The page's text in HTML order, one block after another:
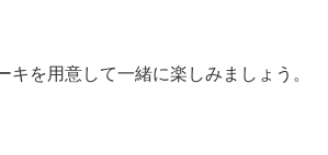
キを用意して一緒に楽しみましょう。